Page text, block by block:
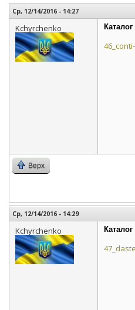
Ср, 12/14/2016 - 14:27
Kchyrchenko
Верх
Ср, 12/14/2016 - 14:29
Kchyrchenko